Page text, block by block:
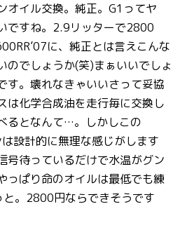
オイル交換。純正。G1ってヤ
ですね。2.9リッターで2800
に、純正とは言えこんな
のでしょうか(笑)まぁいいでしょ
す。壊れなきゃいいさって妥協
は化学合成油を走行毎に交換し
るとなんて…。しかしこの
設計的に無理な感じがします
号待っているだけで水温がグン
っぱり命のオイルは最低でも練
。2800円ならできそうです